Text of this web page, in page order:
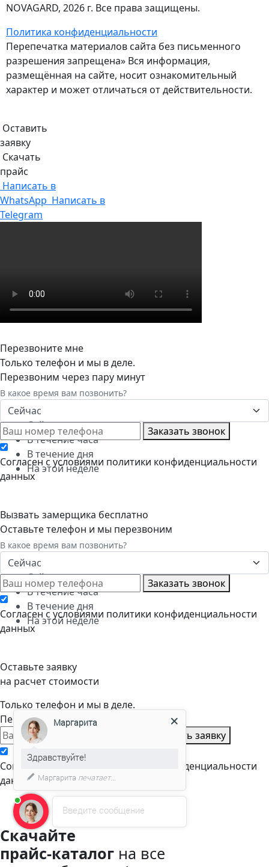
NOVAGARD, 2026 г. Все права защищены.
Политика конфиденциальности
Перепечатка материалов сайта без письменного
разрешения запрещена» Вся информация,
размещённая на сайте, носит ознакомительный
характер и может отличаться от действительности.
Оставить
заявку
Скачать
прайс
Написать в
WhatsApp Написать в
Telegram
Перезвоните мне
Только телефон и мы в деле.
Перезвоним через пару минут
В какое время вам позвонить?
Сейчас
Сейчас
В течение часа
В течение дня
На этой неделе
Заказать звонок
Cогласен с условиями политики конфиденциальности
данных
Вызвать замерщика бесплатно
Оставьте телефон и мы перезвоним
В какое время вам позвонить?
Сейчас
Сейчас
В течение часа
В течение дня
На этой неделе
Заказать звонок
Cогласен с условиями политики конфиденциальности
данных
Оставьте заявку
на расчет стоимости
Только телефон и мы в деле.
Перезвоним через пару минут
Оставить заявку
Cогласен с условиями
политики конфиденциальности
данных
Скачайте
прайс-каталог на все
Введите сообщение
Маргарита
Здравствуйте!
Маргарита печатает...